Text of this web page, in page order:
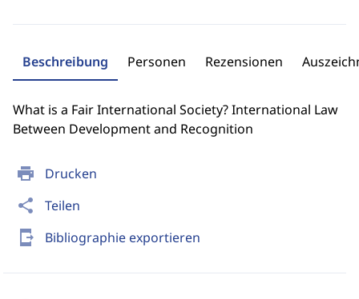
print Drucken
share Teilen
send_to_mobile Bibliographie exportieren
Beschreibung Personen Rezensionen
What is a Fair International Society? International Law
Between Development and Recognition